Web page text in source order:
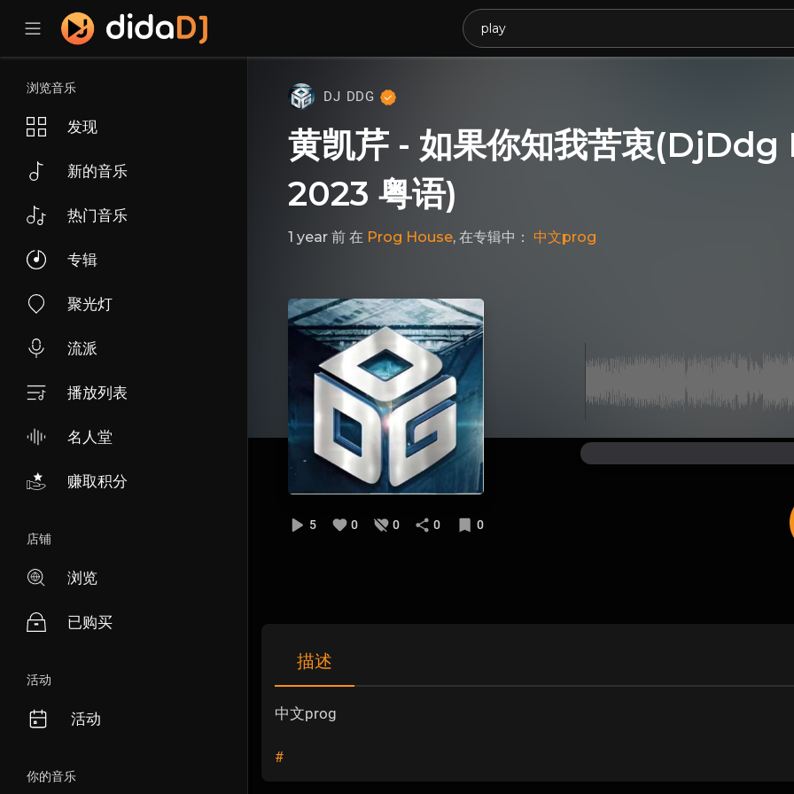
浏览音乐
发现
新的音乐
热门音乐
专辑
聚光灯
流派
播放列表
名人堂
赚取积分
店铺
浏览
已购买
活动
活动
你的音乐
DJ DDG
黄凯芹 - 如果你知我苦衷
2023 粤语)
1 year 前 在 Prog House, 在专辑中： 中文prog
5 0 0 0 0
描述
中文prog
#